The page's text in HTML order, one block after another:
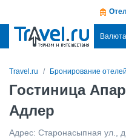
Travel.ru Бронирование отелей
Гостиница
Адлер
Адрес: Старонасыпная ул.,